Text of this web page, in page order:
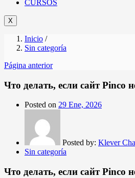
CURSOS
X
Inicio /
Sin categoría
Página anterior
Что делать, если сайт Pinco
Posted on 29 Ene, 2026
Posted by: Klever
Sin categoría
Что делать, если сайт Pinco